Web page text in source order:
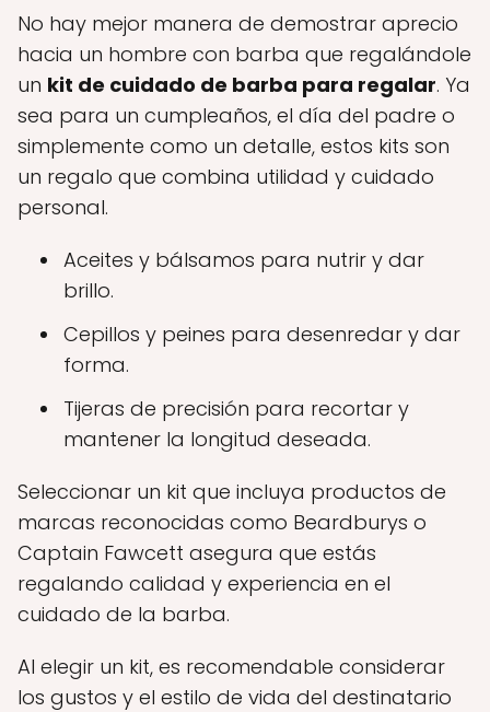
No hay mejor manera de demostrar aprecio
hacia un hombre con barba que regalándole
un kit de cuidado de barba para regalar. Ya
sea para un cumpleaños, el día del padre o
simplemente como un detalle, estos kits son
un regalo que combina utilidad y cuidado
personal.
Aceites y bálsamos para nutrir y dar
brillo.
Cepillos y peines para desenredar y dar
forma.
Tijeras de precisión para recortar y
mantener la longitud deseada.
Seleccionar un kit que incluya productos de
marcas reconocidas como Beardburys o
Captain Fawcett asegura que estás
regalando calidad y experiencia en el
cuidado de la barba.
Al elegir un kit, es recomendable considerar
los gustos y el estilo de vida del destinatario